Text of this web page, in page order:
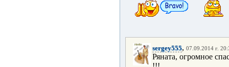
sergey555, 07.09.2014 г.
Ряната, огромное